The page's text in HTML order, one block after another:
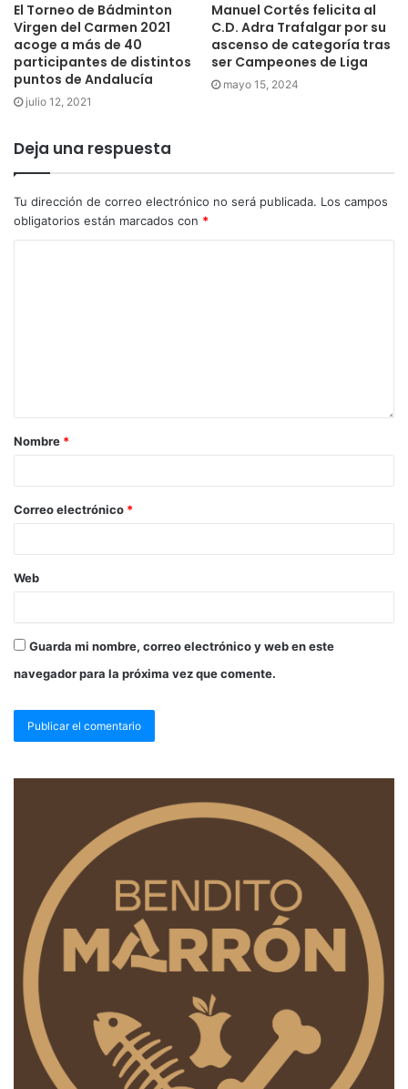
El Torneo de Bádminton
Virgen del Carmen 2021
acoge a más de 40
participantes de distintos
puntos de Andalucía
julio 12, 2021
Manuel Cortés felicita al
C.D. Adra Trafalgar por su
ascenso de categoría tras
ser Campeones de Liga
mayo 15, 2024
Deja una respuesta
Tu dirección de correo electrónico no será publicada. Los campos
obligatorios están marcados con *
Nombre *
Correo electrónico *
Web
Guarda mi nombre, correo electrónico y web en este
navegador para la próxima vez que comente.